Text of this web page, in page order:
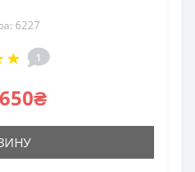
6227
1